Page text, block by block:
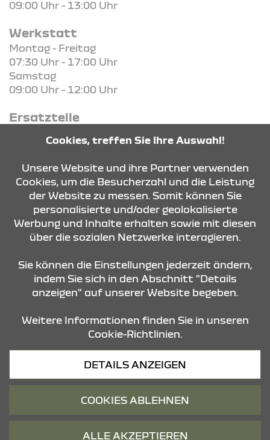
09:00 Uhr - 13:00 Uhr
Werkstatt
Montag - Freitag
07:30 Uhr - 17:00 Uhr
Samstag
09:00 Uhr - 12:00 Uhr
Ersatzteile
07:30 Uhr - 17:00 Uhr
KONTAKT & ANFAHRT
Cookies, treffen Sie Ihre Auswahl!
Unsere Website und ihre Partner verwenden
Cookies, um die Besucherzahl und die Leistung
der Website zu messen. Somit können Sie
personalisierte und/oder geolokalisierte
Werbung und Inhalte erhalten sowie mit diesen
über die sozialen Netzwerke interagieren.
Sie können die Einstellungen jederzeit ändern,
indem Sie sich in den Abschnitt "Details
anzeigen" auf unserer Website begeben.
Weitere Informationen finden Sie in unseren
Cookie-Richtlinien.
DETAILS ANZEIGEN
COOKIES ABLEHNEN
ALLE AKZEPTIEREN